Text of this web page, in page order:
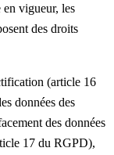
en vigueur, les
des droits
(article 16
données des
des données
17 du RGPD),